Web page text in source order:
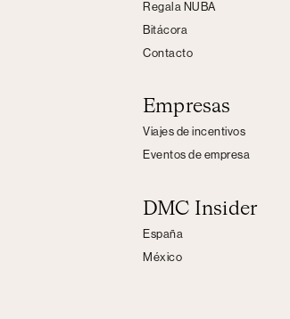
Regala NUBA
Bitácora
Contacto
Empresas
Viajes de incentivos
Eventos de empresa
DMC Insider
España
México